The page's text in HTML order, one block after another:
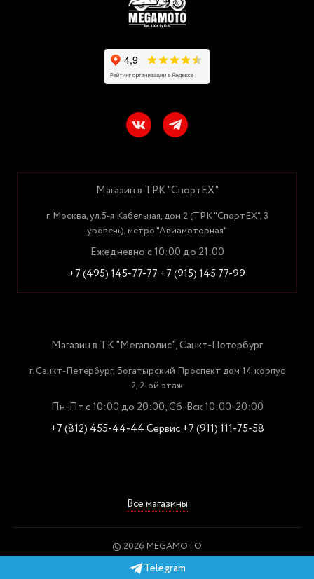
Магазин в ТРК "СпортЕХ"
г. Москва, ул.5-я Кабельная, дом 2 (ТРК "СпортЕХ", 3
уровень), метро "Авиамоторная"
Ежедневно с 10:00 до 21:00
+7 (495) 145-77-77 +7 (915) 145 77-99
Магазин в ТК "Мегаполис", Санкт-Петербург
г. Санкт-Петербург, Богатырский Проспект дом 14 корпус
2, 2-ой этаж
Пн-Пт с 10:00 до 20:00, Сб-Вск 10:00-20:00
+7 (812) 455-44-44Сервис +7 (911) 111-75-58
Все магазины
© 2026 MEGAMOTO
Пользовательское соглашение
Telegram